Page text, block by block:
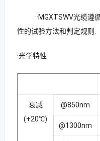
··MGXTSWV光缆遵
性的试验方法和判定规则.
·光学特性
衰减
(+20℃)
@850nm
@1300nm